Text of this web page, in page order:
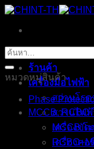
ข้าม
เนื้อหาหน้าหลัก
ร้านค้า
เครื่องมือไฟฟ้า
สว่านโรต
สว่านไฟ
เครื่องขั
เครื่องคอ
ค้นหา:
หมวดหมู่สินค้า
Phase
MCCB, RCBO
MCCB โ